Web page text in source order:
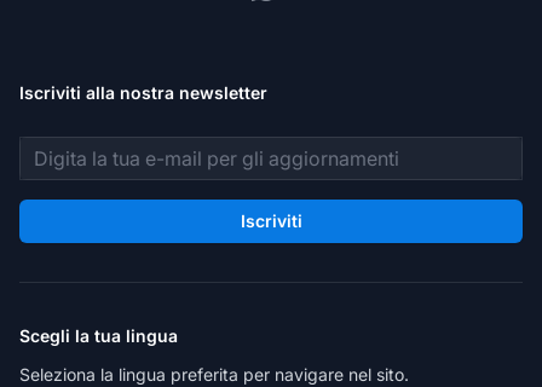
Iscriviti alla nostra newsletter
Indirizzo email
Iscriviti
Scegli la tua lingua
Seleziona la lingua preferita per navigare nel sito.